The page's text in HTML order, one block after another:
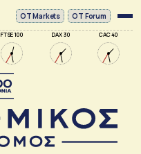
FTSE 100 DAX 30 CAC 40
ΟΤ Markets OT Forum